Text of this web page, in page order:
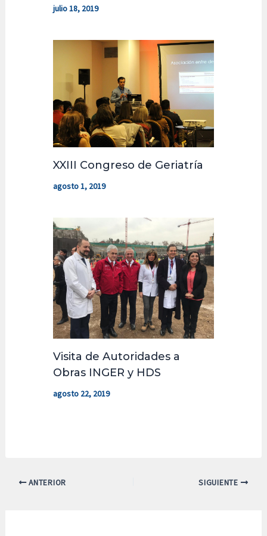
julio 18, 2019
XXIII Congreso de Geriatría
agosto 1, 2019
Visita de Autoridades a
Obras INGER y HDS
agosto 22, 2019
ANTERIOR SIGUIENTE